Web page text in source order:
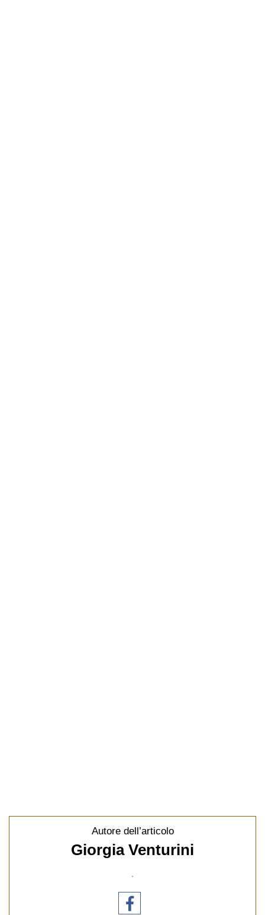
Autore dell’articolo
Giorgia Venturini